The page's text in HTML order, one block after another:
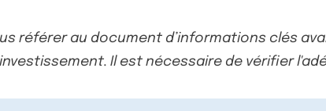
référer au document d’informations clés
Il est nécessaire de vérifier